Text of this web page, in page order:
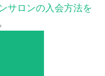
サロンの入会方法を